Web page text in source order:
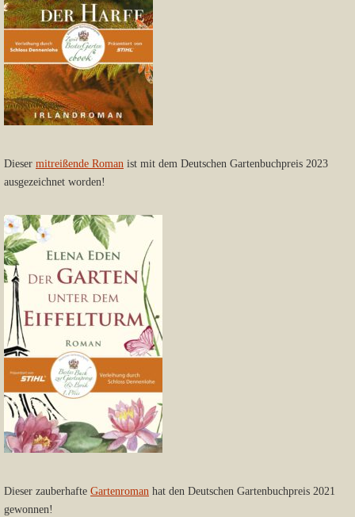
Dieser mitreißende Roman ist mit dem Deutschen Gartenbuchpreis 2023
ausgezeichnet worden!
Dieser zauberhafte Gartenroman hat den Deutschen Gartenbuchpreis 2021
gewonnen!